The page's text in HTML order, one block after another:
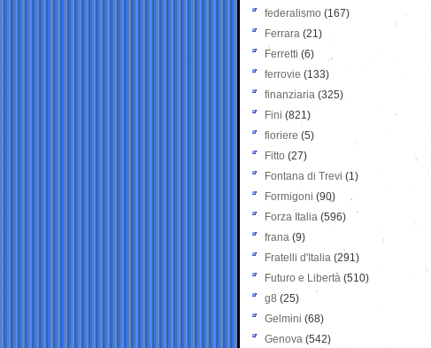
federalismo (167)
Ferrara (21)
Ferretti (6)
ferrovie (133)
finanziaria (325)
Fini (821)
fioriere (5)
Fitto (27)
Fontana di Trevi (1)
Formigoni (90)
Forza Italia (596)
frana (9)
Fratelli d'Italia (291)
Futuro e Libertà (510)
g8 (25)
Gelmini (68)
Genova (542)